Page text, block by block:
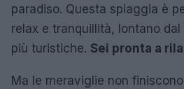
paradiso. Questa spiaggia è
relax e tranquillità, lontano
più turistiche. Sei pronta a
Ma le meraviglie non